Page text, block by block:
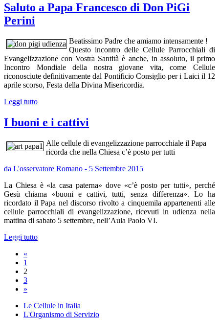
Saluto a Papa Francesco di Don PiGi
Perini
Beatissimo Padre che amiamo intensamente !
Questo incontro delle Cellule Parrocchiali di
Evangelizzazione con Vostra Santità è anche, in assoluto, il primo
Incontro Mondiale della nostra giovane vita, come Cellule
riconosciute definitivamente dal Pontificio Consiglio per i Laici il 12
aprile scorso, Festa della Divina Misericordia.
Leggi tutto
I buoni e i cattivi
Alle cellule di evangelizzazione parrocchiale il Papa
ricorda che nella Chiesa c’è posto per tutti
da L'osservatore Romano - 5 Settembre 2015
La Chiesa è «la casa paterna» dove «c’è posto per tutti», perché
Gesù chiama «buoni e cattivi, tutti, senza differenza». Lo ha
ricordato il Papa nel discorso rivolto a cinquemila appartenenti alle
cellule parrocchiali di evangelizzazione, ricevuti in udienza nella
mattina di sabato 5 settembre, nell’Aula Paolo VI.
Leggi tutto
«
1
2
3
»
Le Cellule in Italia
L'Organismo di Servizio